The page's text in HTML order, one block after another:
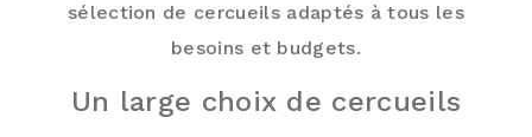
sélection de cercueils adaptés à tous les
besoins et budgets.
Un large choix de cercueils